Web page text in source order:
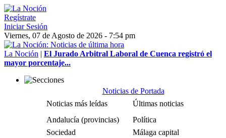
Regístrate
Iniciar Sesión
Viernes, 07 de Agosto de 2026 - 7:54 pm
La Noción | El Jurado Arbitral Laboral de Cuenca registró el
mayor porcentaje...
Noticias de Portada
Noticias más leídas
Últimas noticias
Andalucía (provincias)
Política
Sociedad
Málaga capital